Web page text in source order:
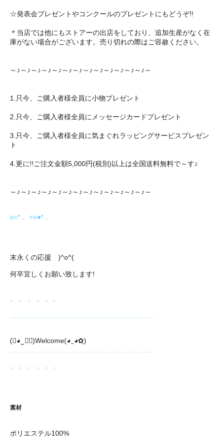
☆発表会プレゼントやコンクールのプレゼントにもどうぞ!!
＊当店では他にもストアーの出店をしており、追加生産がなく在
庫がない場合がございます。売り切れの際はご容赦ください。
～♪～♪～♪～♪～♪～♪～♪～♪～♪～♪～♪～♪～♪～
1.只今、ご購入者様全員に小物プレゼント
2.只今、ご購入者様全員にメッセージカードプレゼント
3.只今、ご購入者様全員に気まぐれラッピングサービスプレゼン
ト
4.更に!!ご注文金額5,000円(税別)以上は全国送料無料で～す♪
～♪～♪～♪～♪～♪～♪～♪～♪～♪～♪～♪～♪～♪～
o○*.。+o●*.。
末永くの応援 )^o^(
何卒宜しくお願い致します!
。 。 。 。 。。
………………………………………………………
(❀◕‿◕ฺ)Welcome(◕‿◕✿ฺ)
………………………………………………………
。 。 。 。 。 。
素材
ポリエステル100%